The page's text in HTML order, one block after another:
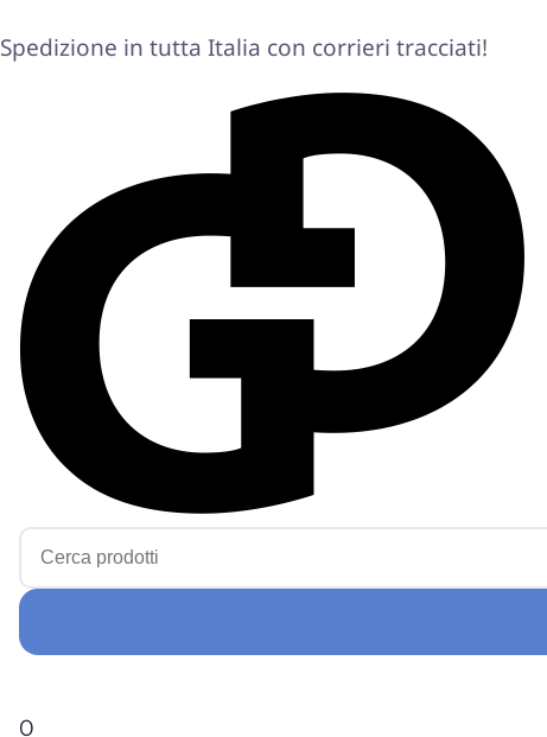
Spedizione in tutta Italia con corrieri tracciati!
0